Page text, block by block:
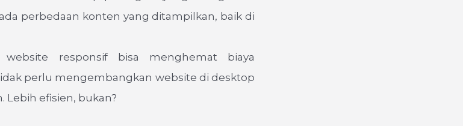
perbedaan konten yang ditampilkan, baik di
responsif bisa menghemat biaya
perlu mengembangkan website di desktop
Lebih efisien, bukan?